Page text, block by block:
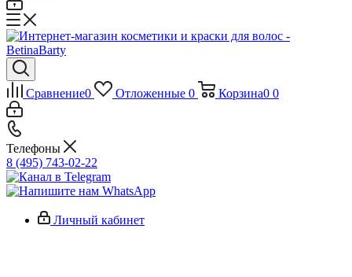
Сравнение0 Отложенные 0 Корзина0 0
Телефоны
8 (495) 743-02-22
Личный кабинет